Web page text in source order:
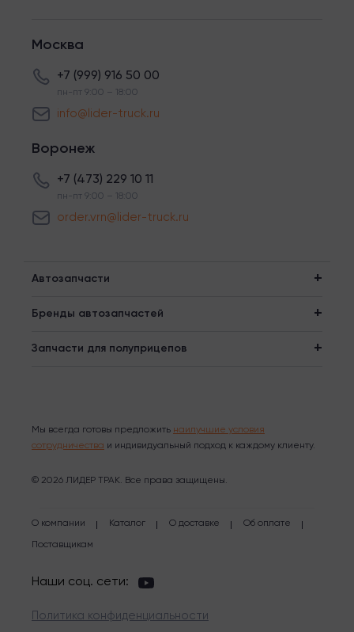
Москва
+7 (999) 916 50 00
пн-пт 9:00 – 18:00
info@lider-truck.ru
Воронеж
+7 (473) 229 10 11
пн-пт 9:00 – 18:00
order.vrn@lider-truck.ru
Автозапчасти
Бренды автозапчастей
Запчасти для полуприцепов
Мы всегда готовы предложить наилучшие условия
сотрудничества и индивидуальный подход к каждому клиенту.
© 2026 ЛИДЕР ТРАК. Все права защищены.
О компании Каталог О доставке Об оплате
Поставщикам
Наши соц. сети:
Политика конфиденциальности